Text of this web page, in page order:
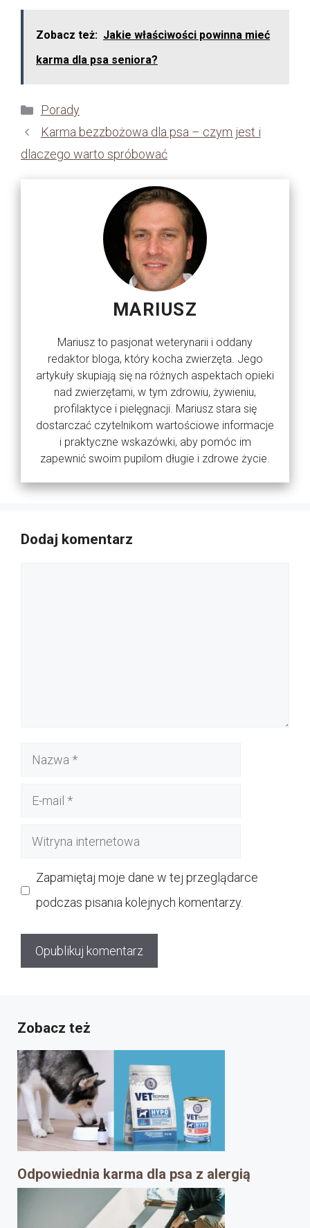
Zobacz też: Jakie właściwości powinna mieć
karma dla psa seniora?
Kategorie
Porady
Karma bezzbożowa dla psa – czym jest i
dlaczego warto spróbować
MARIUSZ
Mariusz to pasjonat weterynarii i oddany
redaktor bloga, który kocha zwierzęta. Jego
artykuły skupiają się na różnych aspektach opieki
nad zwierzętami, w tym zdrowiu, żywieniu,
profilaktyce i pielęgnacji. Mariusz stara się
dostarczać czytelnikom wartościowe informacje
i praktyczne wskazówki, aby pomóc im
zapewnić swoim pupilom długie i zdrowe życie.
Dodaj komentarz
Nazwa
Witryna
Zapamiętaj moje dane w tej przeglądarce
podczas pisania kolejnych komentarzy.
Zobacz też
Odpowiednia karma dla psa z alergią